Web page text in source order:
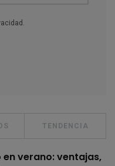
.
TENDENCIA
en verano: ventajas,